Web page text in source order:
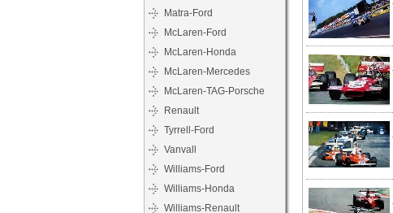
Matra-Ford
McLaren-Ford
McLaren-Honda
McLaren-Mercedes
McLaren-TAG-Porsche
Renault
Tyrrell-Ford
Vanvall
Williams-Ford
Williams-Honda
Williams-Renault